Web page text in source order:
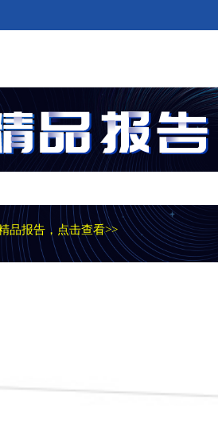
品报告，点击查看>>